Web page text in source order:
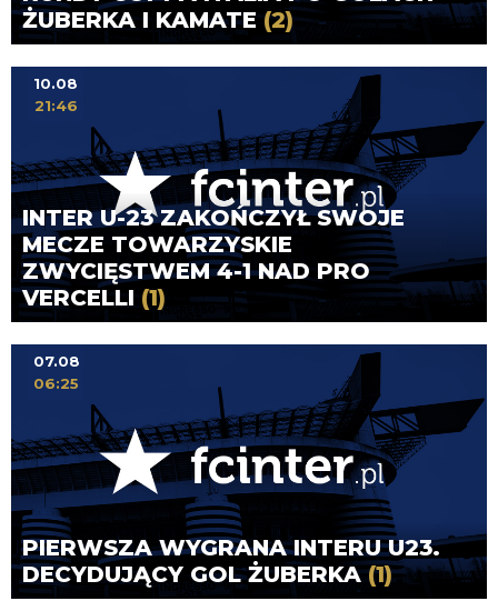
ŻUBERKA I KAMATE (2)
INTER U-23 ZAKOŃCZYŁ SWOJE
MECZE TOWARZYSKIE
ZWYCIĘSTWEM 4-1 NAD PRO
VERCELLI (1)
10.08
21:46
PIERWSZA WYGRANA INTERU U23.
DECYDUJĄCY GOL ŻUBERKA(1)
07.08
06:25